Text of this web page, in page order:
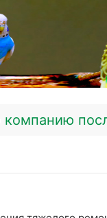
компанию